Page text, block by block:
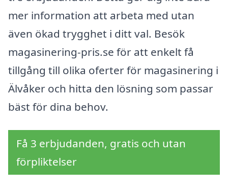
mer information att arbeta med utan
även ökad trygghet i ditt val. Besök
magasinering-pris.se för att enkelt få
tillgång till olika oferter för magasinering i
Älvåker och hitta den lösning som passar
bäst för dina behov.
Få 3 erbjudanden, gratis och utan
förpliktelser